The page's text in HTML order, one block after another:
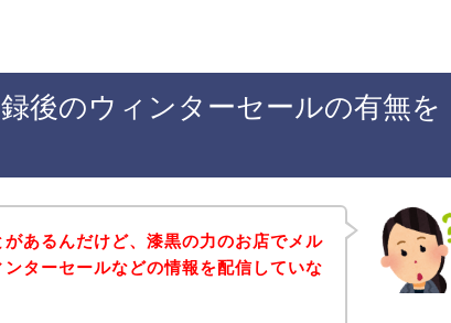
後のウィンターセールの有無を
あるんだけど、漆黒の力のお店でメル
ターセールなどの情報を配信していな